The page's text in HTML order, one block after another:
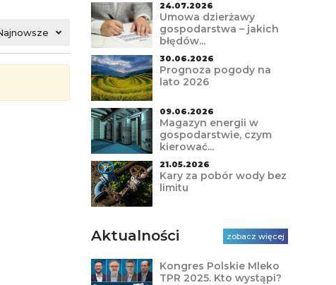
24.07.2026
Umowa dzierżawy
gospodarstwa – jakich
błędów...
30.06.2026
Prognoza pogody na
lato 2026
09.06.2026
Magazyn energii w
gospodarstwie, czym
kierować...
21.05.2026
Kary za pobór wody bez
limitu
Aktualności zobacz więcej
Kongres Polskie Mleko
TPR 2025. Kto wystąpi?